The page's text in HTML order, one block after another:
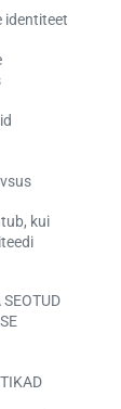
identiteet
kui